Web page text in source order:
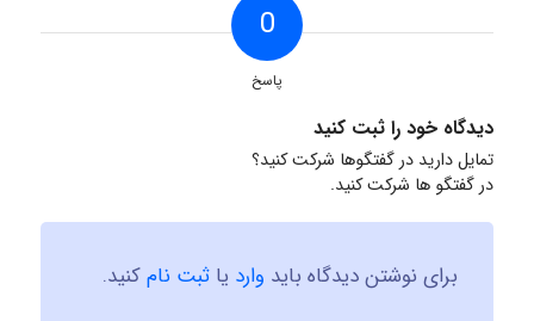
0
پاسخ
دیدگاه خود را ثبت کنید
تمایل دارید در گفتگوها شرکت کنید؟
در گفتگو ها شرکت کنید.
برای نوشتن دیدگاه باید وارد یا ثبت نامکنید.